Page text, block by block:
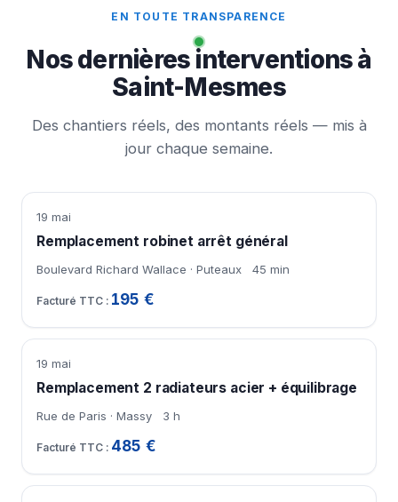
EN TOUTE TRANSPARENCE
Nos dernières interventions à
Saint-Mesmes
Des chantiers réels, des montants réels — mis à
jour chaque semaine.
19 mai
Remplacement robinet arrêt général
Boulevard Richard Wallace · Puteaux 45 min
195 €
19 mai
Remplacement 2 radiateurs acier + équilibrage
Rue de Paris · Massy 3 h
485 €